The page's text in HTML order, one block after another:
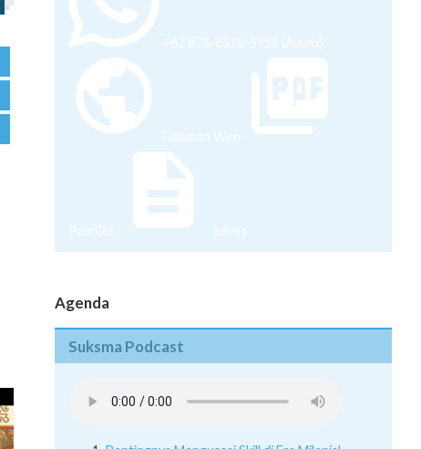
+62 878-8528-5958 (Ayumi)
Halaman Web
Pamflet Juknis
Agenda
Suksma Podcast